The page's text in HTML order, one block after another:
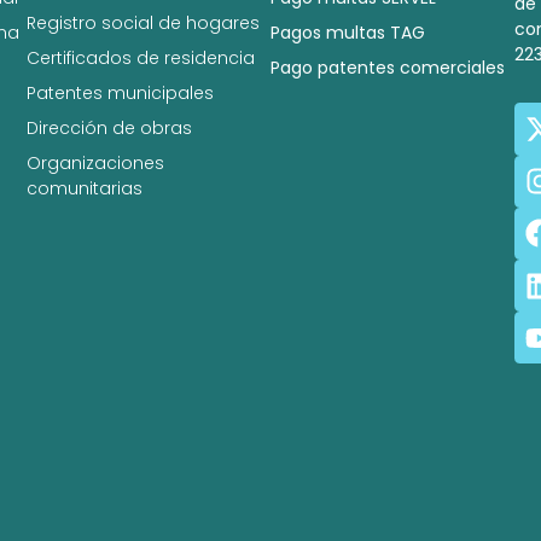
Pagos multas TAG
Pago patentes comerciales
Registro social de hogares
Certificados de residencia
Patentes municipales
Dirección de obras
Organizaciones
comunitarias